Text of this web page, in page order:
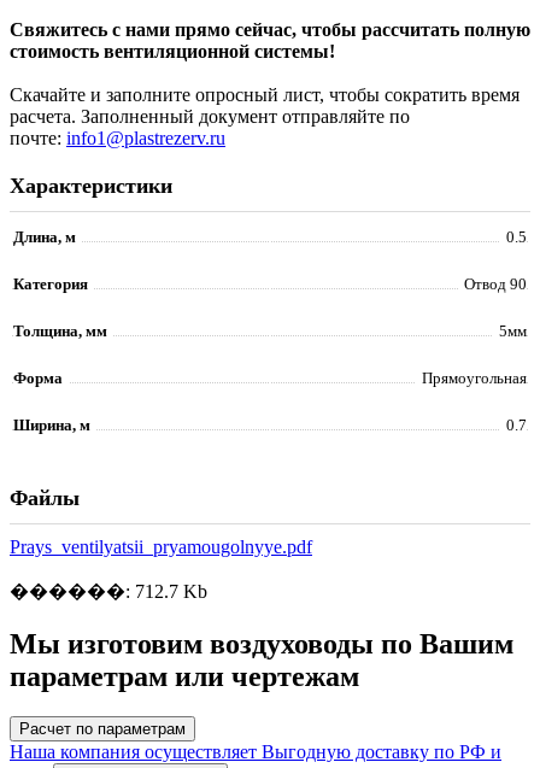
Свяжитесь с нами прямо сейчас, чтобы рассчитать полную
стоимость вентиляционной системы!
Скачайте и заполните опросный лист, чтобы сократить время
расчета. Заполненный документ отправляйте по
почте: info1@plastrezerv.ru
Характеристики
Длина, м 0.5
Категория Отвод 90
Толщина, мм 5мм
Форма Прямоугольная
Ширина, м 0.7
Файлы
Prays_ventilyatsii_pryamougolnyye.pdf
������: 712.7 Kb
Мы изготовим воздуховоды по Вашим
параметрам или чертежам
Расчет по параметрам
Наша компания осуществляет Выгодную доставку по РФ и